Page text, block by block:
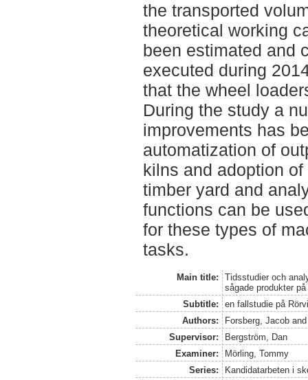
the transported
theoretical working
been estimated and
executed during
that the wheel
During the study a
improvements has
automatization of
kilns and adoption of
timber yard and
functions can be
for these types of
tasks.
Main title:
Tidsstudier och
sågade produkter
Subtitle:
en fallstudie på
Authors:
Forsberg, Jacob
Supervisor:
Bergström, Dan
Examiner:
Mörling, Tommy
Series:
Kandidatarbeten i